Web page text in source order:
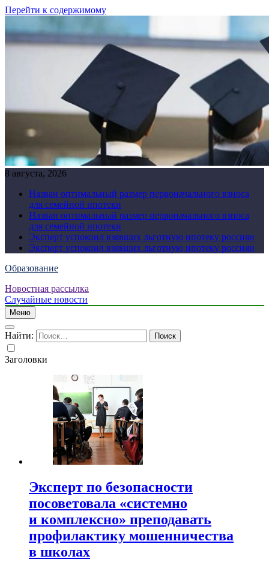
Перейти к содержимому
8 августа, 2026
Назван оптимальный размер первоначального взноса
для семейной ипотеки
Назван оптимальный размер первоначального взноса
для семейной ипотеки
Эксперт успокоил взявших льготную ипотеку россиян
Эксперт успокоил взявших льготную ипотеку россиян
Образование
Новостная рассылка
Случайные новости
Меню
Найти:
Заголовки
Эксперт по безопасности
посоветовала «системно
и комплексно» преподавать
профилактику мошенничества
в школах